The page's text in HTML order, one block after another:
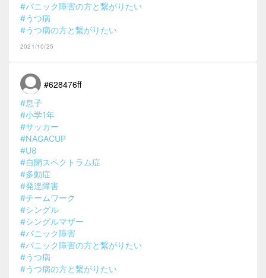
#パニック障害の方と繋がりたい
#うつ病
#うつ病の方と繋がりたい
2021/10/25
#628476ff
#息子
#小学1年
#サッカー
#NAGACUP
#U8
#自閉スペクトラム症
#多動症
#発達障害
#チームワーク
#シングル
#シングルマザー
#パニック障害
#パニック障害の方と繋がりたい
#うつ病
#うつ病の方と繋がりたい